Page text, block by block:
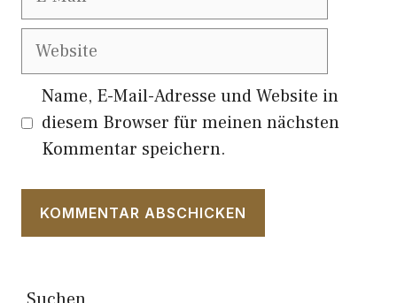
Website
Name, E-Mail-Adresse und Website in
diesem Browser für meinen nächsten
Kommentar speichern.